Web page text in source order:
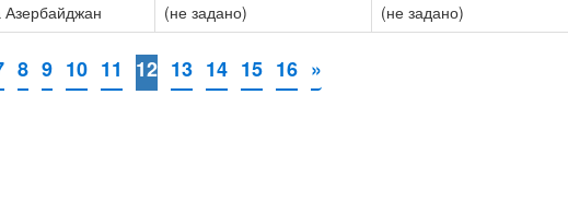
Азербайджан (не задано) (не задано)
8 9 10 11 12 13 14 15 16 »